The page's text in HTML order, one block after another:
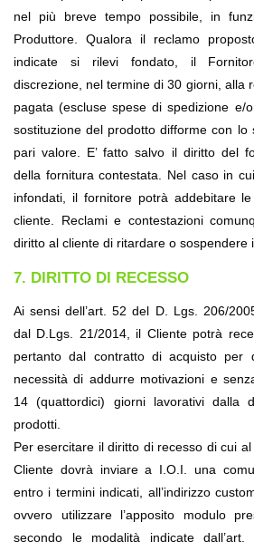
nel più breve tempo possibile, in
Produttore. Qualora il reclamo
indicate si rilevi fondato, il
discrezione, nel termine di 30 giorni, alla
pagata (escluse spese di spedizione e/
sostituzione del prodotto difforme con lo
pari valore. E’ fatto salvo il diritto del
della fornitura contestata. Nel caso in
infondati, il fornitore potrà addebitare le
cliente. Reclami e contestazioni
diritto al cliente di ritardare o sospendere
7. DIRITTO DI RECESSO
Ai sensi dell’art. 52 del D. Lgs. 206/
dal D.Lgs. 21/2014, il Cliente potrà
pertanto dal contratto di acquisto per
necessità di addurre motivazioni e
14 (quattordici) giorni lavorativi dalla
prodotti.
Per esercitare il diritto di recesso di cui al
Cliente dovrà inviare a I.O.I. una
entro i termini indicati, all’indirizzo
ovvero utilizzare l’apposito modulo
secondo le modalità indicate